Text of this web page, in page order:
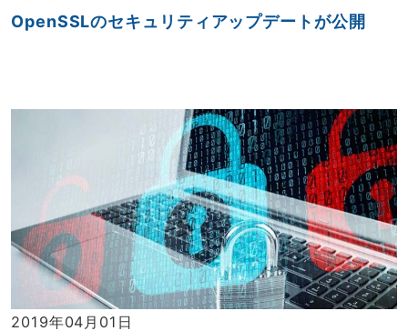
OpenSSLのセキュリティアップデートが公開
2019年04月01日